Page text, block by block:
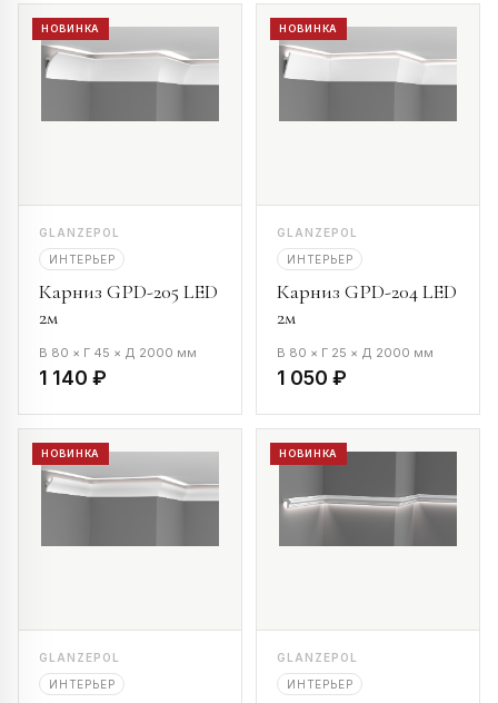
НОВИНКА
GLANZEPOL
ИНТЕРЬЕР
Карниз GPD-205 LED
2м
В 80 × Г 45 × Д 2000 мм
1 140 ₽
НОВИНКА
GLANZEPOL
ИНТЕРЬЕР
Карниз GPD-204 LED
2м
В 80 × Г 25 × Д 2000 мм
1 050 ₽
НОВИНКА
GLANZEPOL
ИНТЕРЬЕР
НОВИНКА
GLANZEPOL
ИНТЕРЬЕР